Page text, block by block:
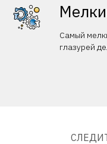
Самый
глазурей